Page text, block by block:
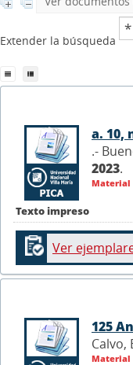
Extender la búsqueda
Texto impreso
a. 10,
.-
2023.
Material
Ver
125
Calvo,
Material